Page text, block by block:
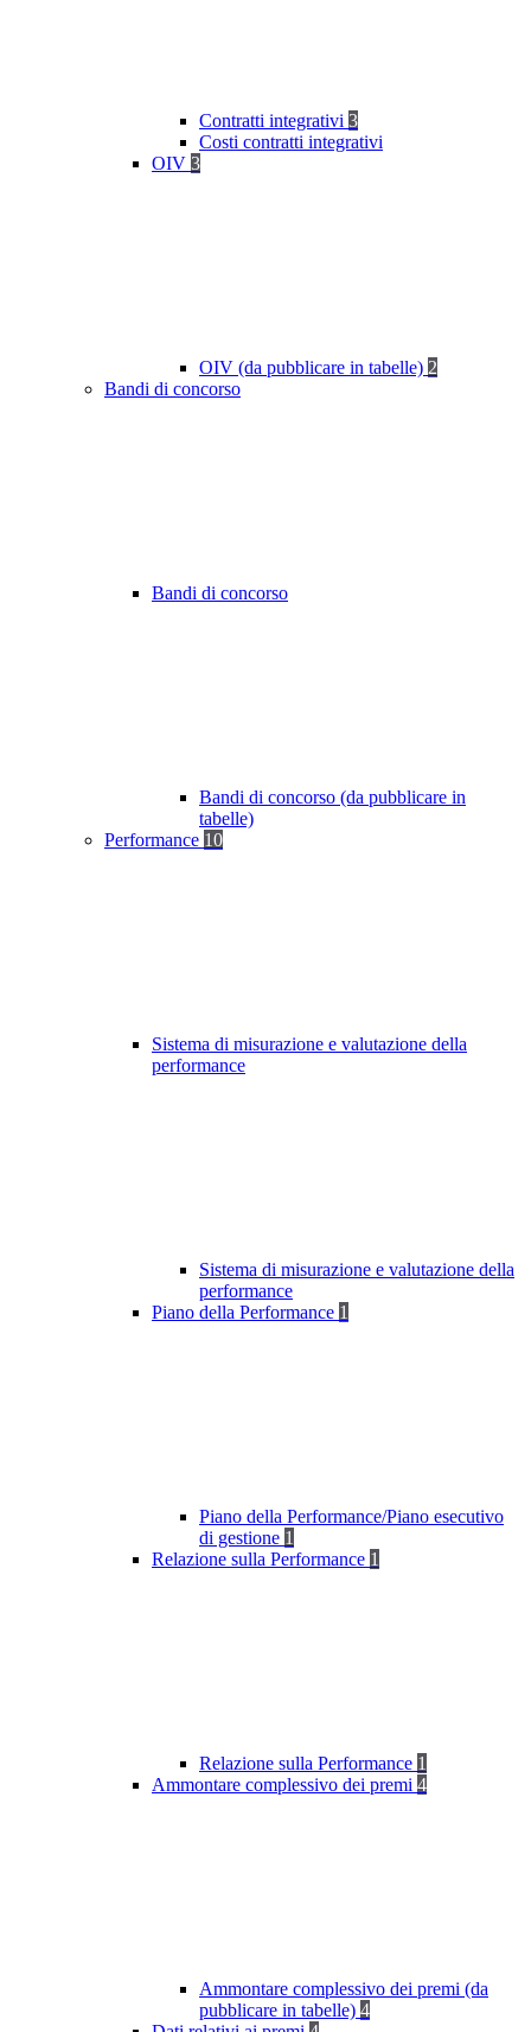
Contratti integrativi 3
Costi contratti integrativi
OIV 3
OIV (da pubblicare in tabelle) 2
Bandi di concorso
Bandi di concorso
Bandi di concorso (da pubblicare in
tabelle)
Performance 10
Sistema di misurazione e valutazione della
performance
Sistema di misurazione e valutazione della
performance
Piano della Performance 1
Piano della Performance/Piano esecutivo
di gestione 1
Relazione sulla Performance 1
Relazione sulla Performance 1
Ammontare complessivo dei premi 4
Ammontare complessivo dei premi (da
pubblicare in tabelle) 4